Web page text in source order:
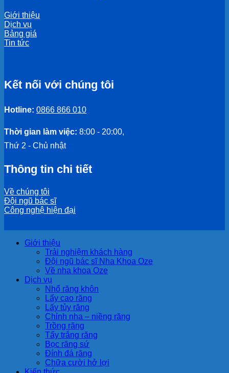
Giới thiệu
Dịch vụ
Bảng giá
Tin tức
Kết nối với chúng tôi
Hotline: 0866 866 010
Thời gian làm việc: 8:00 - 20:00,
Thứ 2 - Chủ nhật
Thông tin chi tiết
Về chúng tôi
Đội ngũ bác sĩ
Công nghệ hiện đại
Giới thiệu
Trải nghiệm khách hàng
Đội ngũ bác sĩ Nha Khoa Oze
Về nha khoa Oze
Dịch vụ
Nhổ răng khôn
Lấy cao răng
Lấy tủy răng
Chỉnh nha – niềng răng
Trồng răng
Tẩy trắng răng
Bọc răng sứ
Đính đá răng
Chữa cười hở lợi